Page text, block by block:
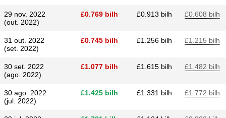
29 nov. 2022
(out. 2022)
£​0.769 bilh £​0.913 bilh £​0.608 bilh
31 out. 2022
(set. 2022)
£​0.745 bilh £​1.256 bilh £​1.215 bilh
30 set. 2022
(ago. 2022)
£​1.077 bilh £​1.615 bilh £​1.482 bilh
30 ago. 2022
(jul. 2022)
£​1.425 bilh £​1.331 bilh £​1.772 bilh